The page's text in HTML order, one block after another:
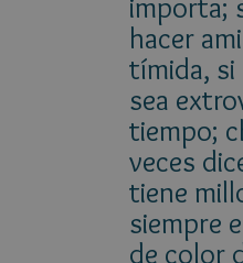
hacer
tímida, si
sea
tiempo;
veces
tiene
siempre
de color